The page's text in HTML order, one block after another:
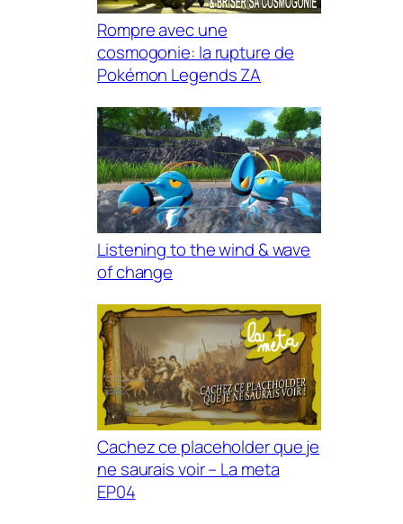
Rompre avec une
cosmogonie: la rupture de
Pokémon Legends ZA
Listening to the wind & wave
of change
Cachez ce placeholder que je
ne saurais voir – La meta
EP04